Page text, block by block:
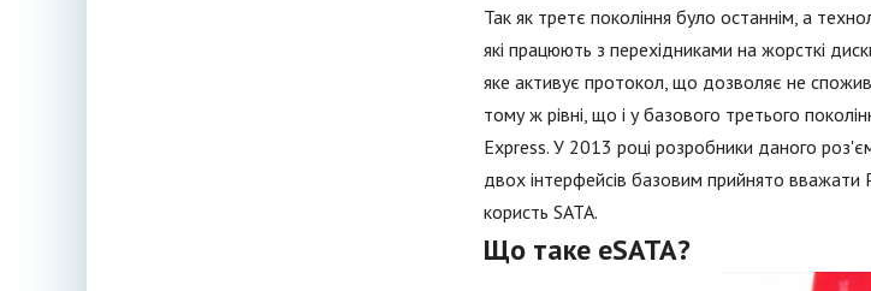
Так як третє покоління було останнім, а
які працюють з перехідниками на жорсткі
яке активує протокол, що дозволяє не
тому ж рівні, що і у базового третього
Express. У 2013 році розробники даного
двох інтерфейсів базовим прийнято
користь SATA.
Що таке eSATA?